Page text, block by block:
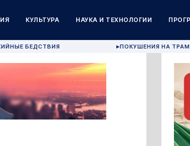
КУЛЬТУРА НАУКА И ТЕХНОЛОГИИ
БЕДСТВИЯ ▶ПОКУШЕНИЯ НА